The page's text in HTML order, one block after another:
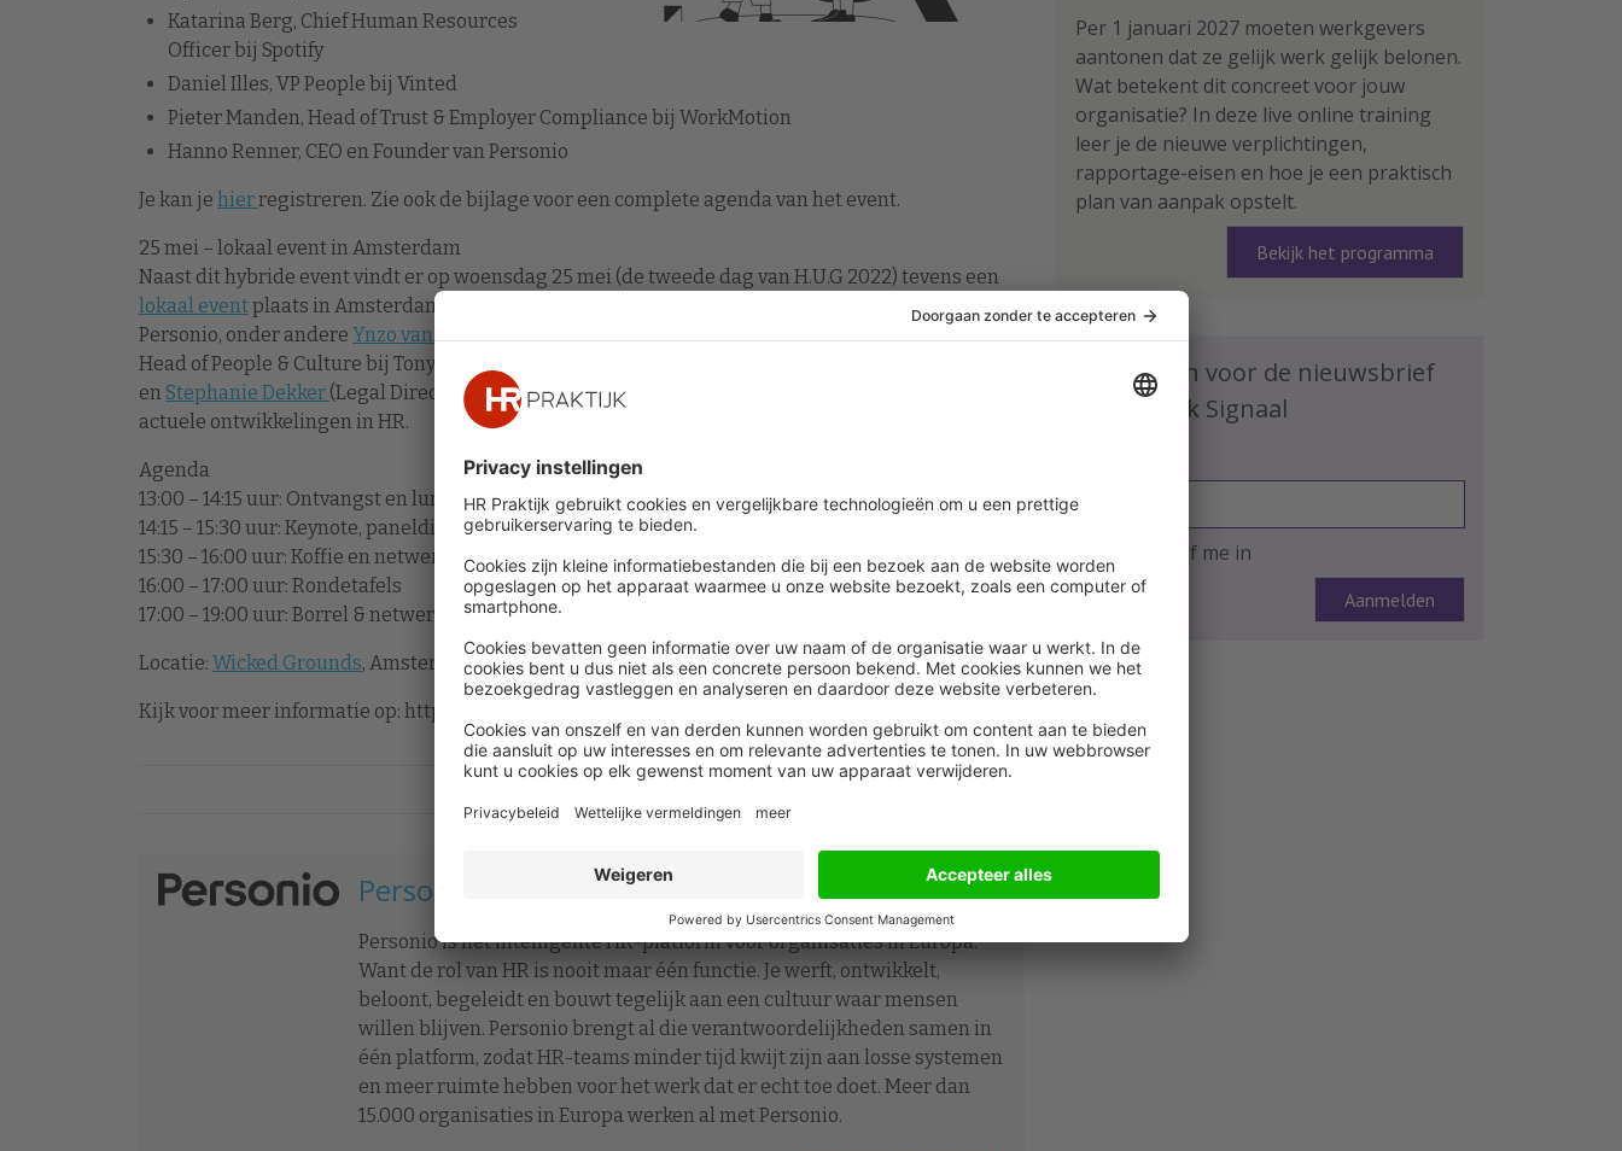
Katarina Berg, Chief Human Resources
Officer bij Spotify
Daniel Illes, VP People bij Vinted
Pieter Manden, Head of Trust & Employer Compliance bij WorkMotion
Hanno Renner, CEO en Founder van Personio
Je kan je hierregistreren. Zie ook de bijlage voor een complete agenda van het event.
25 mei – lokaal event in Amsterdam
Naast dit hybride event vindt er op woensdag 25 mei (de tweede dag van H.U.G 2022) tevens een
lokaal eventplaats in Amsterdam. Daar zullen naast
, country manager Benelux voor
Personio, onder andere Ynzo van Zanten(Post Purpose Preacher en voormalig Chief Evangelist en
Head of People & Culture bij Tony’s Chocolonely),
en Stephanie Dekker (Legal Director bij Pinsent Masons) hun ervaringen en inzichten delen over
actuele ontwikkelingen in HR.
Agenda
13:00 – 14:15 uur: Ontvangst en lunch/netwerken
14:15 – 15:30 uur: Keynote, paneldiscussie en Q&A
15:30 – 16:00 uur: Koffie en netwerken
16:00 – 17:00 uur: Rondetafels
17:00 – 19:00 uur: Borrel & netwerken
Locatie: Wicked Grounds, Amsterdam
Kijk voor meer informatie op: https://hug.personio.com/hug-digtal/amsterdam/
Personio
Personio is het intelligente HR-platform voor organisaties in Europa.
Want de rol van HR is nooit maar één functie. Je werft, ontwikkelt,
beloont, begeleidt en bouwt tegelijk aan een cultuur waar mensen
willen blijven. Personio brengt al die verantwoordelijkheden samen in
één platform, zodat HR-teams minder tijd kwijt zijn aan losse systemen
en meer ruimte hebben voor het werk dat er echt toe doet. Meer dan
15.000 organisaties in Europa werken al met Personio.
Per 1 januari 2027 moeten werkgevers
aantonen dat ze gelijk werk gelijk belonen.
Wat betekent dit concreet voor jouw
organisatie? In deze live online training
leer je de nieuwe verplichtingen,
rapportage-eisen en hoe je een praktisch
plan van aanpak opstelt.
Bekijk het programma
Schrijf je in voor de nieuwsbrief
HR Praktijk Signaal
Ja, ik schrijf me in